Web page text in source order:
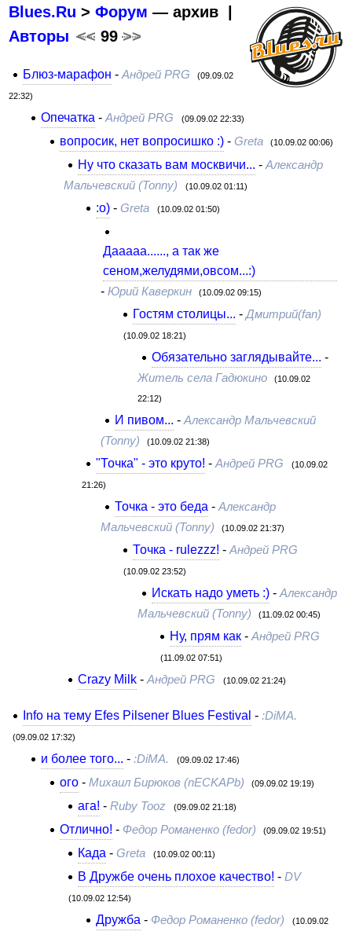
Blues.Ru > Форум — архив |
Авторы << 99>>
Блюз-марафон - Андрей PRG (09.09.02
22:32)
Опечатка -Андрей PRG (09.09.02 22:33)
вопросик, нет вопросишко :)- Greta (10.09.02 00:06)
Ну что сказать вам москвичи... - Александр
Мальчевский (Tonny)
(10.09.02 01:11)
:о) -Greta (10.09.02 01:50)
Дааааа......, а так же
сеном,желудями,овсом...:)
- Юрий Каверкин (10.09.02 09:15)
Гостям столицы... -Дмитрий(fan)
(10.09.02 18:21)
Обязательно заглядывайте... -
Житель села Гадюкино (10.09.02
22:12)
И пивом... - Александр Мальчевский
(Tonny)
(10.09.02 21:38)
"Точка" - это круто! -Андрей PRG (10.09.02
21:26)
Точка - это беда - Александр
Мальчевский (Tonny)
(10.09.02 21:37)
Точка - rulezzz! -Андрей PRG
(10.09.02 23:52)
Искать надо уметь :)- Александр
Мальчевский (Tonny)
(11.09.02 00:45)
Ну, прям как- Андрей PRG
(11.09.02 07:51)
Crazy Milk- Андрей PRG (10.09.02 21:24)
Info на тему Efes Pilsener Blues Festival - :DiMA.
(09.09.02 17:32)
и более того... - :DiMA. (09.09.02 17:46)
ого- Михаил Бирюков (nECKAPb) (09.09.02 19:19)
aга! - Ruby Tooz (09.09.02 21:18)
Отлично! - Федор Романенко (fedor) (09.09.02 19:51)
Када - Greta (10.09.02 00:11)
В Дружбе очень плохое качество! - DV
(10.09.02 12:54)
Дружба - Федор Романенко (fedor) (10.09.02